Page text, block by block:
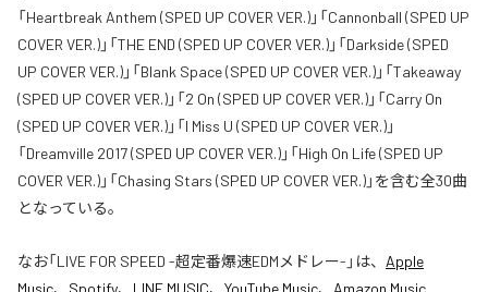
「Heartbreak Anthem (SPED UP COVER VER.)」「Cannonball (SPED UP
COVER VER.)」「THE END (SPED UP COVER VER.)」「Darkside (SPED
UP COVER VER.)」「Blank Space (SPED UP COVER VER.)」「Takeaway
(SPED UP COVER VER.)」「2 On (SPED UP COVER VER.)」「Carry On
(SPED UP COVER VER.)」「I Miss U (SPED UP COVER VER.)」
「Dreamville 2017 (SPED UP COVER VER.)」「High On Life (SPED UP
COVER VER.)」「Chasing Stars (SPED UP COVER VER.)」を含む全30曲
となっている。
なお「LIVE FOR SPEED -超定番爆速EDMメドレー- 」は、 Apple
Music、 Spotify、 LINE MUSIC、 YouTube Music、 Amazon Music